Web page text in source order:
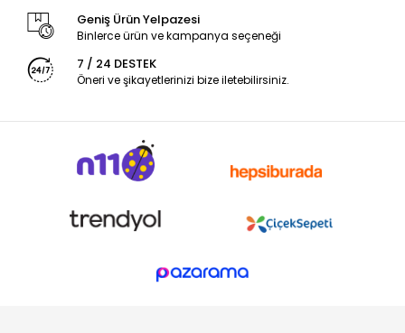
Geniş Ürün Yelpazesi
Binlerce ürün ve kampanya seçeneği
7 / 24 DESTEK
Öneri ve şikayetlerinizi bize iletebilirsiniz.